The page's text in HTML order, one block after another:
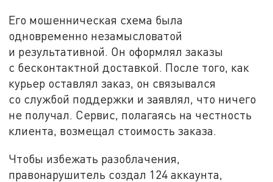
Его мошенническая схема была
одновременно незамысловатой
и результативной. Он оформлял заказы
с бесконтактной доставкой. После того, как
курьер оставлял заказ, он связывался
со службой поддержки и заявлял, что ничего
не получал. Сервис, полагаясь на честность
клиента, возмещал стоимость заказа.
Чтобы избежать разоблачения,
правонарушитель создал 124 аккаунта,